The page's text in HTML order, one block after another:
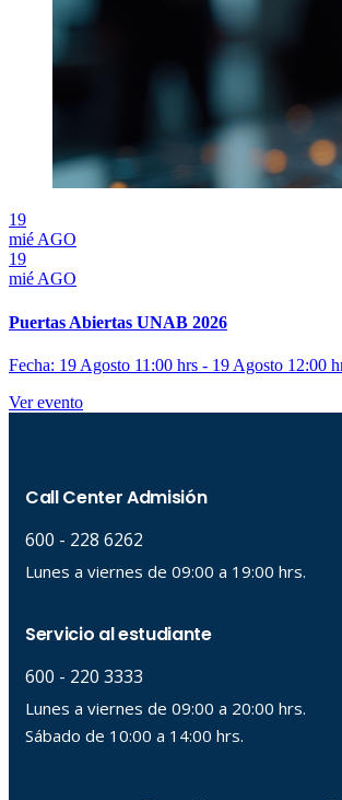
19
mié AGO
19
mié AGO
Puertas Abiertas UNAB 2026
Fecha: 19 Agosto 11:00 hrs - 19 Agosto 12:00
Ver evento